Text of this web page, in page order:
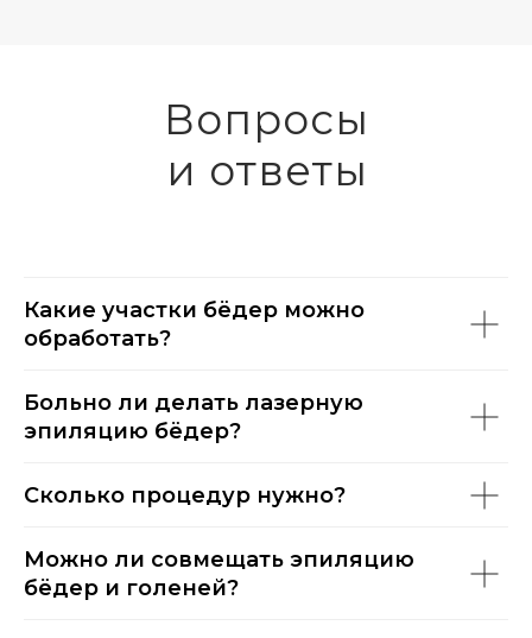
Вопросы
и ответы
Какие участки бёдер можно
обработать?
Больно ли делать лазерную
эпиляцию бёдер?
Сколько процедур нужно?
Можно ли совмещать эпиляцию
бёдер и голеней?